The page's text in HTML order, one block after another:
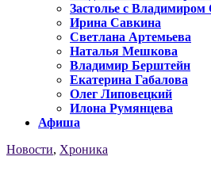
Застолье с
Ирина Савкина
Светлана Артемьева
Наталья Мешкова
Владимир Берштейн
Екатерина Габалова
Олег Липовецкий
Илона Румянцева
Афиша
Новости, Хроника